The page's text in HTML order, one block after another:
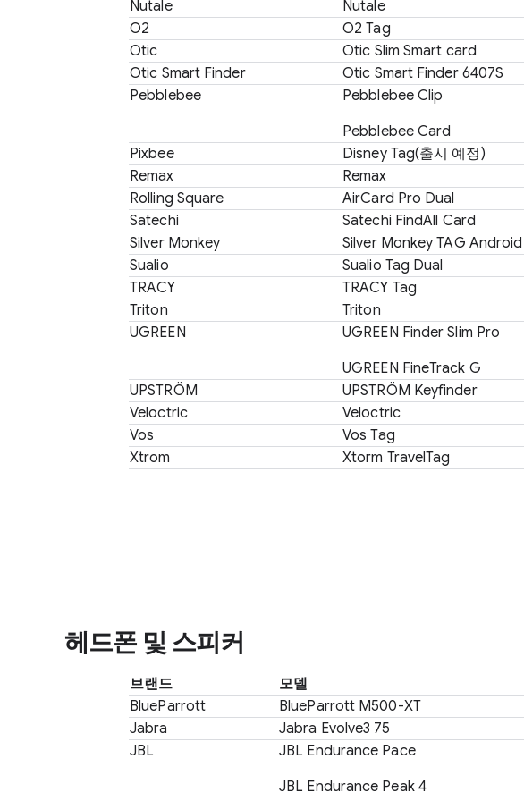
Nutale
Nutale
O2
O2 Tag
Otic
Otic Slim Smart card
Otic Smart Finder
Otic Smart Finder 6407S
Pebblebee
Pebblebee Clip
Pebblebee Card
Pixbee
Disney Tag(출시 예정)
Remax
Remax
Rolling Square
AirCard Pro Dual
Satechi
Satechi FindAll Card
Silver Monkey
Silver Monkey TAG Android
Sualio
Sualio Tag Dual
TRACY
TRACY Tag
Triton
Triton
UGREEN
UGREEN Finder Slim Pro
UGREEN FineTrack G
UPSTRÖM
UPSTRÖM Keyfinder
Veloctric
Veloctric
Vos
Vos Tag
Xtrom
Xtorm TravelTag
헤드폰 및 스피커
브랜드
모델
BlueParrott
BlueParrott M500-XT
Jabra
Jabra Evolve3 75
JBL
JBL Endurance Pace
JBL Endurance Peak 4